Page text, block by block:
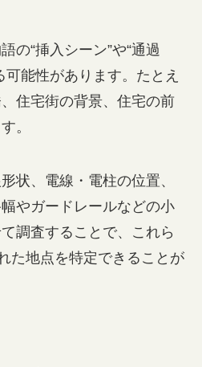
の“挿入シーン”や“通過
能性があります。たとえ
住宅街の背景、住宅の前
。
状、電線・電柱の位置、
やガードレールなどの小
調査することで、これら
た地点を特定できることが